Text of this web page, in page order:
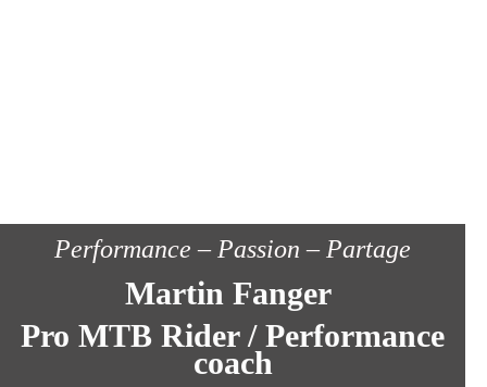
Performance – Passion – Partage
Martin Fanger
Pro MTB Rider / Performance
coach